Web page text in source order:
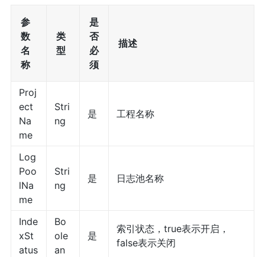
参
数
名
称
类
型
是
否
必
须
描述
Proj
ect
Na
me
Stri
ng
是 工程名称
Log
Poo
lNa
me
Stri
ng
是 日志池名称
Inde
xSt
atus
Bo
ole
an
是
索引状态，true表示开启，
false表示关闭